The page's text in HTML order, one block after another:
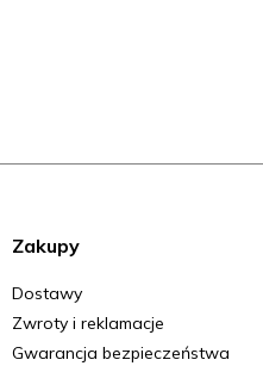
Zakupy
Dostawy
Zwroty i reklamacje
Gwarancja bezpieczeństwa